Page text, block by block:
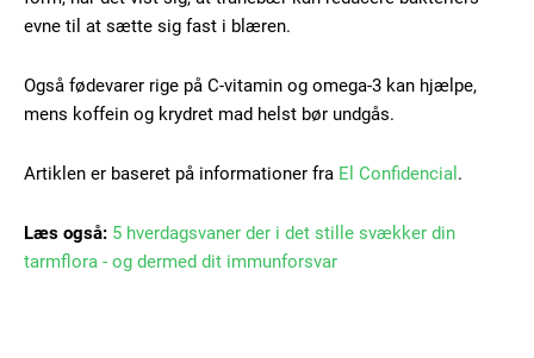
Gratis
Praesent euismod ac
Nullam eu erat condimentum
Donec quis est ac felis
evne til at sætte sig fast i blæren.
Også fødevarer rige på C-vitamin og omega-3 kan hjælpe,
mens koffein og krydret mad helst bør undgås.
Artiklen er baseret på informationer fra El Confidencial .
Læs også: 5 hverdagsvaner der i det stille svækker din
tarmflora - og dermed dit immunforsvar